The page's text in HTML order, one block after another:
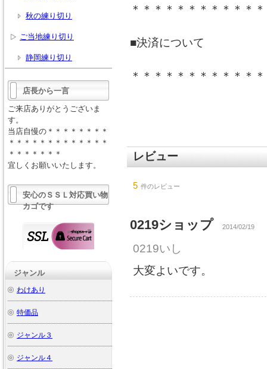
＊＊＊＊＊＊＊＊＊＊＊
■決済について
＊＊＊＊＊＊＊＊＊＊＊
レビュー
5 件のレビュー
0219ショップ 2014/02/19
0219いし
大変よいです。
秋の練り切り
ご当地練り切り
静岡練り切り
店長から一言
ご来店ありがとうございま
す。
当店自慢の＊＊＊＊＊＊＊＊
＊＊＊＊＊＊＊＊＊＊＊＊＊
＊＊＊＊＊＊＊
宜しくお願いいたします。
安心のＳＳＬ対応買い物
カゴです
ジャンル
わけあり
特価品
ジャンル３
ジャンル４